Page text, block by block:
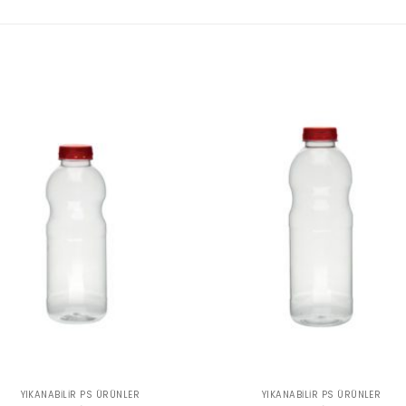
YIKANABILIR PS ÜRÜNLER YIKANABILIR PS ÜRÜNLER